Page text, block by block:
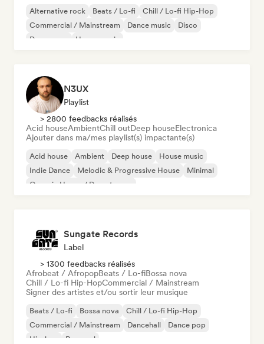
Alternative rock Beats / Lo-fi
Chill / Lo-fi Hip-Hop
Commercial / Mainstream
Dance music
Disco
Dream pop
House music
N3UX
Playlist
> 2800 feedbacks réalisés
Acid houseAmbientChill outDeep houseElectronica
Ajouter dans ma/mes playlist(s) impactante(s)
Acid house Ambient Deep house
House music
Indie Dance
Melodic & Progressive House
Minimal
Organic House / Downtempo
Sungate Records
Label
> 1300 feedbacks réalisés
Afrobeat / AfropopBeats / Lo-fiBossa nova
Chill / Lo-fi Hip-HopCommercial / Mainstream
Signer des artistes et/ou sortir leur musique
Beats / Lo-fi Bossa nova
Chill / Lo-fi Hip-Hop
Commercial / Mainstream
Dancehall
Dance pop
Hip-hop
Pop soul